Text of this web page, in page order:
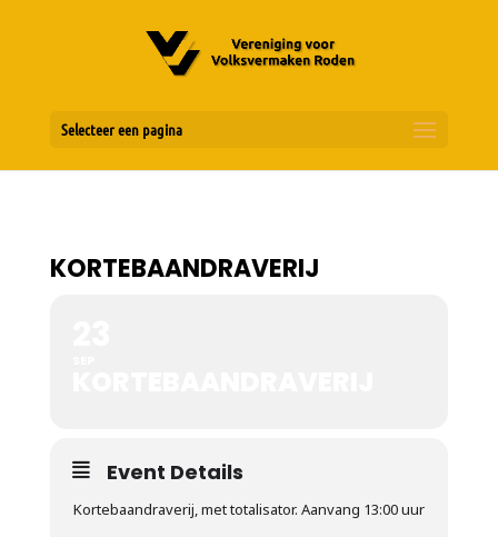
Selecteer een pagina
KORTEBAANDRAVERIJ
Event Details
Kortebaandraverij, met totalisator. Aanvang 13:00 uur